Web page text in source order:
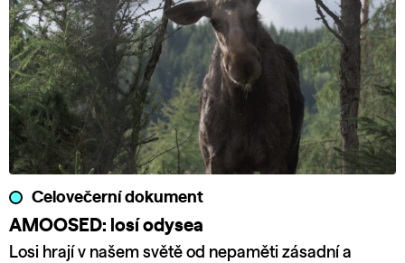
Celovečerní dokument
AMOOSED: losí odysea
Losi hrají v našem světě od nepaměti zásadní a